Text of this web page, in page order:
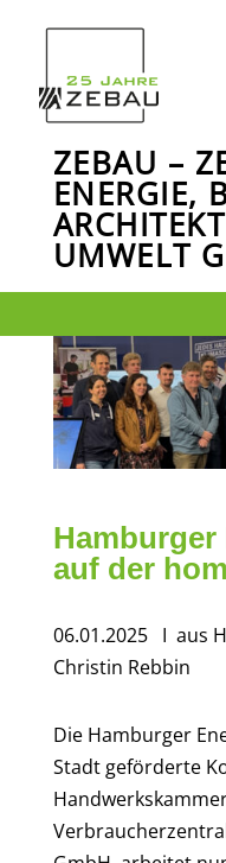
ZEBAU –
ENERGIE,
UMWELT
auf der
06.01.2025 I aus
Christin Rebbin
Die Hamburger
Stadt geförderte